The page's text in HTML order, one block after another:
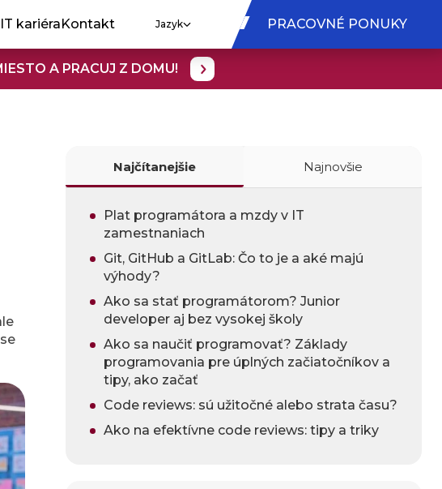
IT kariéraKontakt Jazyk PRACOVNÉ PONUKY
A PRACUJ Z DOMU!
zamestnaniach
výhody?
developer aj bez vysokej školy
programovania pre úplných začiatočníkov a
tipy, ako začať